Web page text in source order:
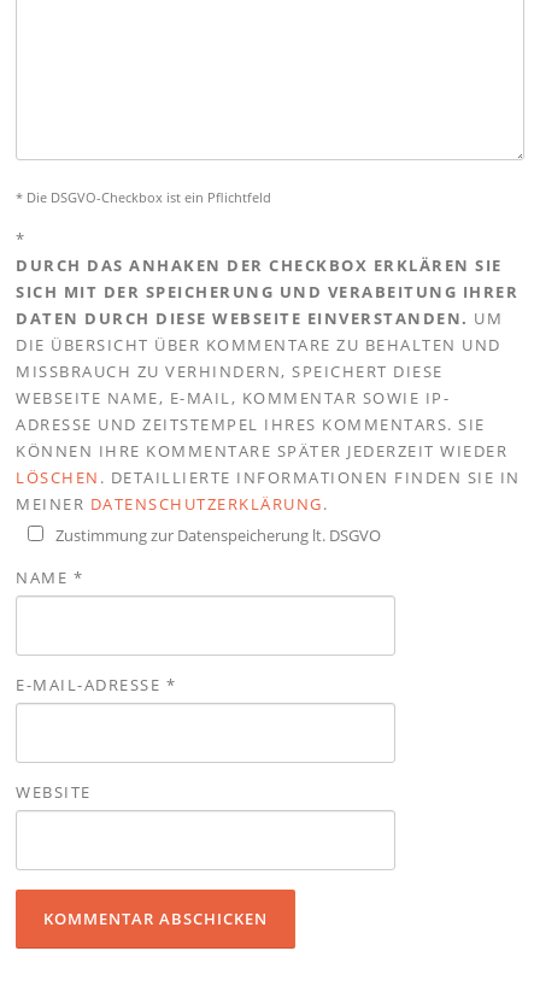
* Die DSGVO-Checkbox ist ein Pflichtfeld
*
DURCH DAS ANHAKEN DER CHECKBOX ERKLÄREN SIE
SICH MIT DER SPEICHERUNG UND VERABEITUNG IHRER
DATEN DURCH DIESE WEBSEITE EINVERSTANDEN. UM
DIE ÜBERSICHT ÜBER KOMMENTARE ZU BEHALTEN UND
MISSBRAUCH ZU VERHINDERN, SPEICHERT DIESE
WEBSEITE NAME, E-MAIL, KOMMENTAR SOWIE IP-
ADRESSE UND ZEITSTEMPEL IHRES KOMMENTARS. SIE
KÖNNEN IHRE KOMMENTARE SPÄTER JEDERZEIT WIEDER
LÖSCHEN . DETAILLIERTE INFORMATIONEN FINDEN SIE IN
MEINER DATENSCHUTZERKLÄRUNG.
Zustimmung zur Datenspeicherung lt. DSGVO
NAME *
E-MAIL-ADRESSE *
WEBSITE